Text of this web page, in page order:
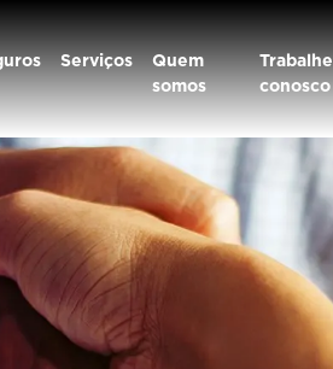
Serviços
Quem
somos
Trabalhe
conosco